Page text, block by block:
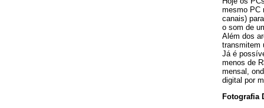
mesmo PC
canais)
o som de
Além dos
transmitem
Já é
menos de
mensal,
digital por
Fotografia